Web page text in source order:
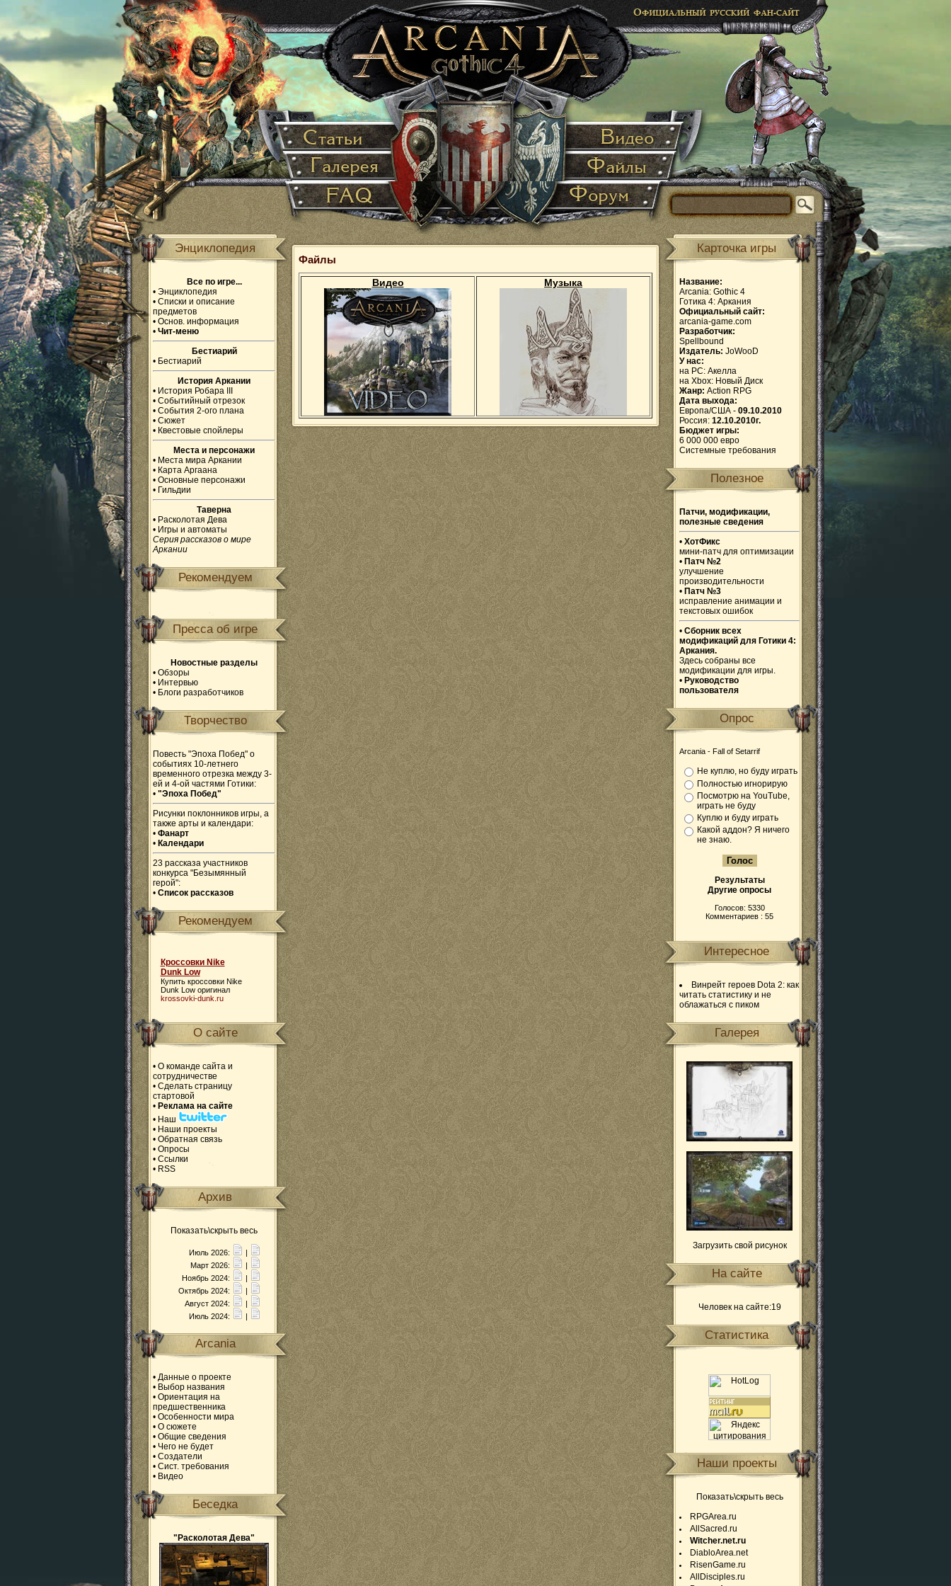
Энциклопедия
Все по игре...
• Энциклопедия
• Списки и описание
предметов
• Основ. информация
• Чит-меню
Бестиарий
• Бестиарий
История Аркании
• История Робара III
• Событийный отрезок
• События 2-ого плана
• Сюжет
• Квестовые спойлеры
Места и персонажи
• Места мира Аркании
• Карта Аргаана
• Основные персонажи
• Гильдии
Таверна
• Расколотая Дева
• Игры и автоматы
Серия рассказов о мире
Аркании
Рекомендуем
Пресса об игре
Новостные разделы
• Обзоры
• Интервью
• Блоги разработчиков
Творчество
Повесть "Эпоха Побед" о
событиях 10-летнего
временного отрезка между 3-
ей и 4-ой частями Готики:
• "Эпоха Побед"
Рисунки поклонников игры, а
также арты и календари:
• Фанарт
• Календари
23 рассказа участников
конкурса "Безымянный
герой":
• Список рассказов
Рекомендуем
Кроссовки Nike
Dunk Low
Купить кроссовки Nike
Dunk Lowоригинал
krossovki-dunk.ru
О сайте
• О команде сайта и
сотрудничестве
• Сделать страницу
стартовой
• Реклама на сайте
• Наш
• Наши проекты
• Обратная связь
• Опросы
• Ссылки
• RSS
Архив
Показать\скрыть весь
Июль 2026:
|
Март 2026:
|
Ноябрь 2024:
|
Октябрь 2024:
|
Август 2024:
|
Июль 2024:
|
Arcania
• Данные о проекте
• Выбор названия
• Ориентация на
предшественника
• Особенности мира
• О сюжете
• Общие сведения
• Чего не будет
• Создатели
• Сист. требования
• Видео
Беседка
"Расколотая Дева"
Файлы
Видео Музыка
Карточка игры
Название:
Arcania: Gothic 4
Готика 4: Аркания
Официальный сайт:
arcania-game.com
Разработчик:
Spellbound
Издатель: JoWooD
У нас:
на PC: Акелла
на Xbox: Новый Диск
Жанр: Action RPG
Дата выхода:
Европа/США - 09.10.2010
Россия: 12.10.2010г.
Бюджет игры:
6 000 000 евро
Системные требования
Полезное
Патчи, модификации,
полезные сведения
• ХотФикс
мини-патч для оптимизации
• Патч №2
улучшение
производительности
• Патч №3
исправление анимации и
текстовых ошибок
• Сборник всех
модификаций для Готики 4:
Аркания.
Здесь собраны все
модификации для игры.
• Руководство
пользователя
Опрос
Arcania - Fall of Setarrif
Не куплю, но буду играть
Полностью игнорирую
Посмотрю на YouTube,
играть не буду
Куплю и буду играть
Какой аддон? Я ничего
не знаю.
Результаты
Другие опросы
Голосов: 5330
Комментариев : 55
Интересное
Винрейт героев Dota 2: как
читать статистику и не
облажаться с пиком
Галерея
Загрузить свой рисунок
На сайте
Человек на сайте:19
Статистика
Наши проекты
Показать\скрыть весь
RPGArea.ru
AllSacred.ru
Witcher.net.ru
DiabloArea.net
RisenGame.ru
AllDisciples.ru